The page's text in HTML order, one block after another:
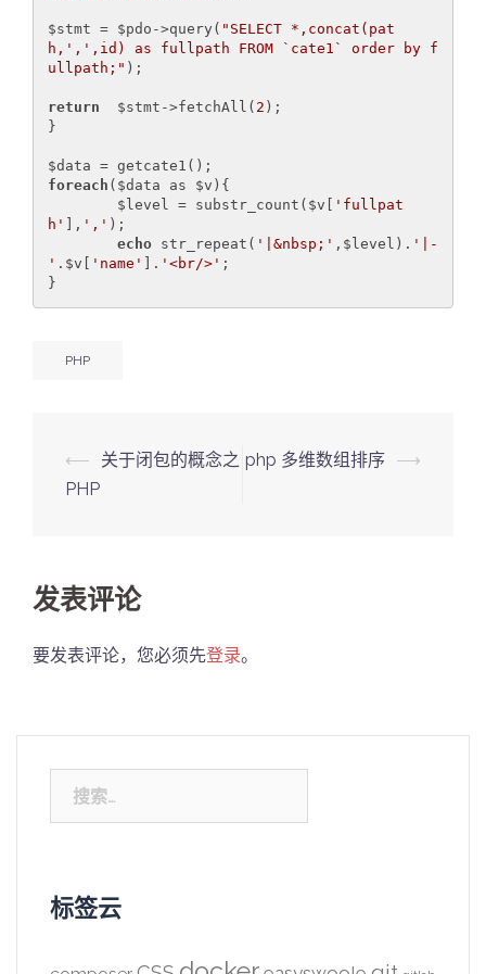
$stmt = $pdo->query( "SELECT *,concat(pat
h,',',id) as fullpath FROM `cate1` order by f
ullpath;" );
return $stmt->fetchAll( 2 );
}
foreach ($data as $v){
	$level = substr_count($v[
'fullpat
h'
], ',' );
echo str_repeat( '|&nbsp;' ,$level). '|-
' .$v[ 'name' ]. '<br/>' ;
}
PHP
Post
navigation
⟵
关于闭包的概念之
PHP
php 多维数组排序 ⟶
发表评论
要发表评论，您必须先登录。
索：
标签云